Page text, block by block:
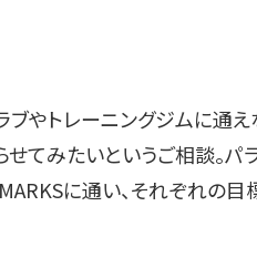
やトレーニングジムに通え
てみたいというご相談。パ
に通い、それぞれの